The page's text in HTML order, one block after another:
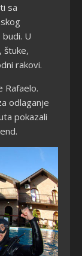
sa
U
štuke,
rakovi.
Rafaelo.
odlaganje
pokazali